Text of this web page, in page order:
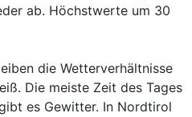
ab. Höchstwerte um 30
die Wetterverhältnisse
Die meiste Zeit des Tages
es Gewitter. In Nordtirol